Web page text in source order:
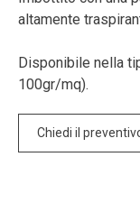
altamente
Disponibile nella
100gr/mq).
Chiedi il